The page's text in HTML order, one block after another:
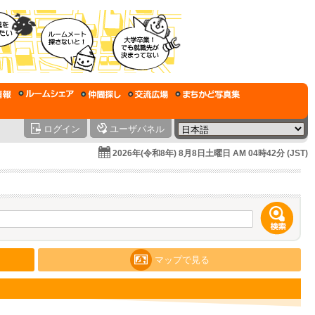
ログイン ユーザパネル
2026年(令和8年) 8月8日土曜日 AM 04時42分 (JST)
マップで見る